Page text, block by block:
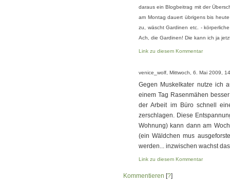
daraus ein Blogbeitrag mit der
am Montag dauert übrigens bis
zu, wäscht Gardinen etc. -
Ach, die Gardinen! Die kann ich ja
Link zu diesem Kommentar
venice_wolf, Mittwoch, 6. Mai 2009,
Gegen Muskelkater nutze ich
einem Tag Rasenmähen
der Arbeit im Büro schnell
zerschlagen. Diese
Wohnung) kann dann am
(ein Wäldchen mus
werden... inzwischen wachst
Link zu diesem Kommentar
Kommentieren [?]